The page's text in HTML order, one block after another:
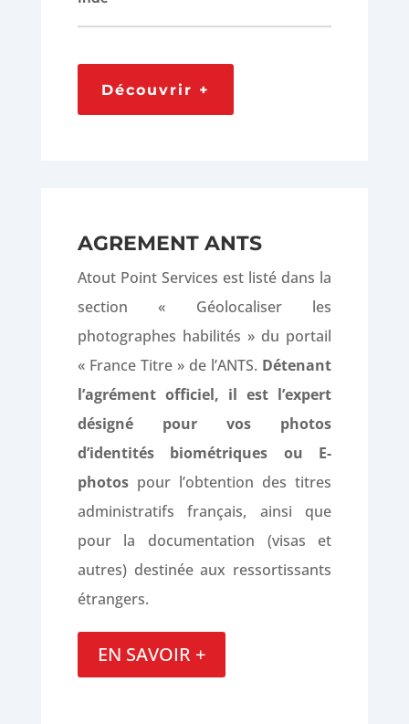
Découvrir +
AGREMENT ANTS
Atout Point Services est listé dans la
section « Géolocaliser les
photographes habilités » du portail
« France Titre » de l’ANTS. Détenant
l’agrément officiel, il est l’expert
désigné pour vos photos
d’identités biométriques ou E-
photospour l’obtention des titres
administratifs français, ainsi que
pour la documentation (visas et
autres) destinée aux ressortissants
étrangers.
EN SAVOIR +